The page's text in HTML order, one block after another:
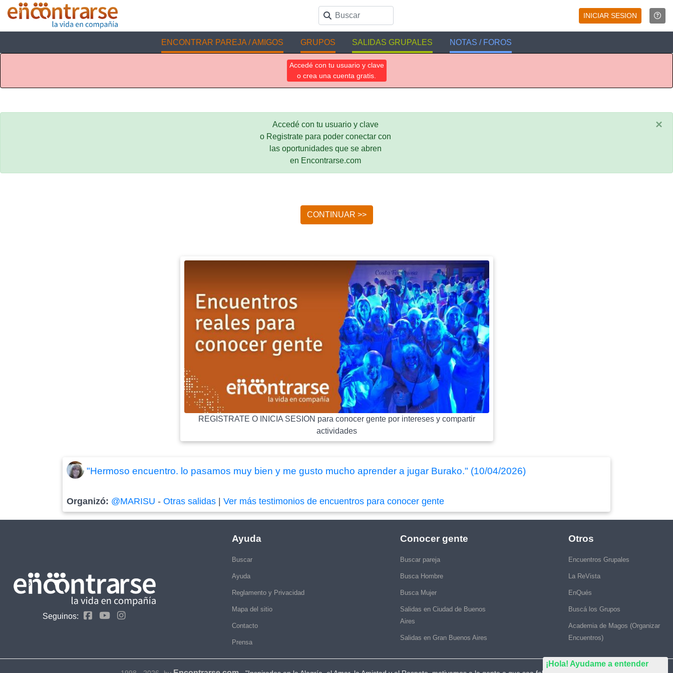
INICIAR SESION
ENCONTRAR PAREJA / AMIGOS GRUPOS SALIDAS GRUPALES NOTAS / FOROS
¡Hola! Ayudame a entender
Accedé con tu usuario y clave
o crea una cuenta gratis.
Accedé con tu usuario y clave
o Registrate para poder conectar con
las oportunidades que se abren
en Encontrarse.com
×
CONTINUAR >>
REGISTRATE O INICIA SESION para conocer gente por intereses y compartir
actividades
"Hermoso encuentro. lo pasamos muy bien y me gusto mucho aprender a jugar Burako." (10/04/2026)
Organizó: @MARISU -Otras salidas |Ver más testimonios de encuentros para conocer gente
Seguinos:
Ayuda
Buscar
Ayuda
Reglamento y Privacidad
Mapa del sitio
Contacto
Prensa
Conocer gente
Buscar pareja
Busca Hombre
Busca Mujer
Salidas en Ciudad de Buenos
Aires
Salidas en Gran Buenos Aires
Otros
Encuentros Grupales
La ReVista
EnQués
Buscá los Grupos
Academia de Magos (Organizar
Encuentros)